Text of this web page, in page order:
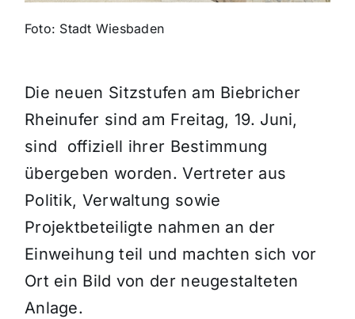
Foto: Stadt Wiesbaden
Die neuen Sitzstufen am Biebricher
Rheinufer sind am Freitag, 19. Juni,
sind offiziell ihrer Bestimmung
übergeben worden. Vertreter aus
Politik, Verwaltung sowie
Projektbeteiligte nahmen an der
Einweihung teil und machten sich vor
Ort ein Bild von der neugestalteten
Anlage.